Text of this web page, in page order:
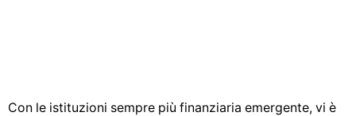
Con le istituzioni sempre più finanziaria emergente, vi è